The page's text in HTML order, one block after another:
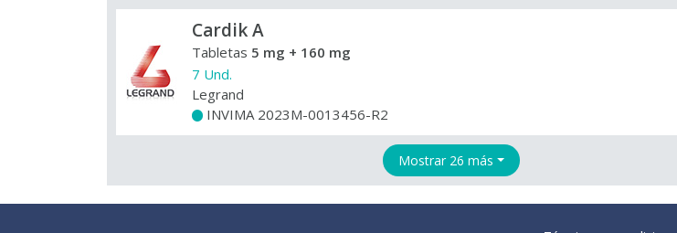
Cardik A
Tabletas 5 mg + 160 mg
7 Und.
Legrand
INVIMA 2023M-0013456-R2
Mostrar 26 más